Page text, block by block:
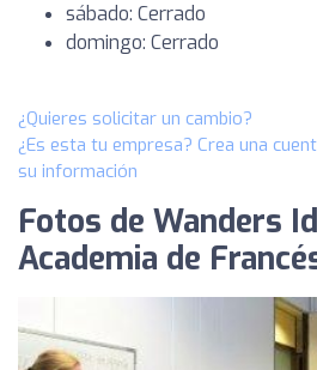
sábado: Cerrado
domingo: Cerrado
¿Quieres solicitar un cambio?
¿Es esta tu empresa? Crea una
su información
Fotos de Wanders
Academia de